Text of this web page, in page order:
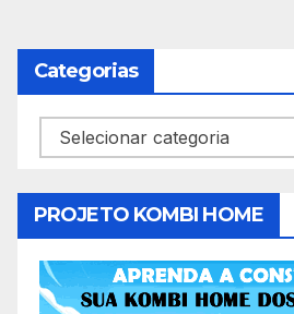
Categorias
Categorias
PROJETO KOMBI HOME